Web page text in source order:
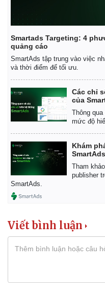
Smartads Targeting: 4
quảng cáo
SmartAds tập trung vào việc
và thời điểm để tối ưu.
Các chỉ
của
Thông
mức độ
Khám
SmartAds
Tham
publisher
SmartAds.
Viết bình luận